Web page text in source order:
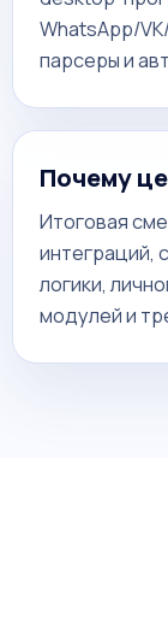
WhatsApp/
парсеры и
Почему
Итоговая
интеграций,
логики,
модулей и